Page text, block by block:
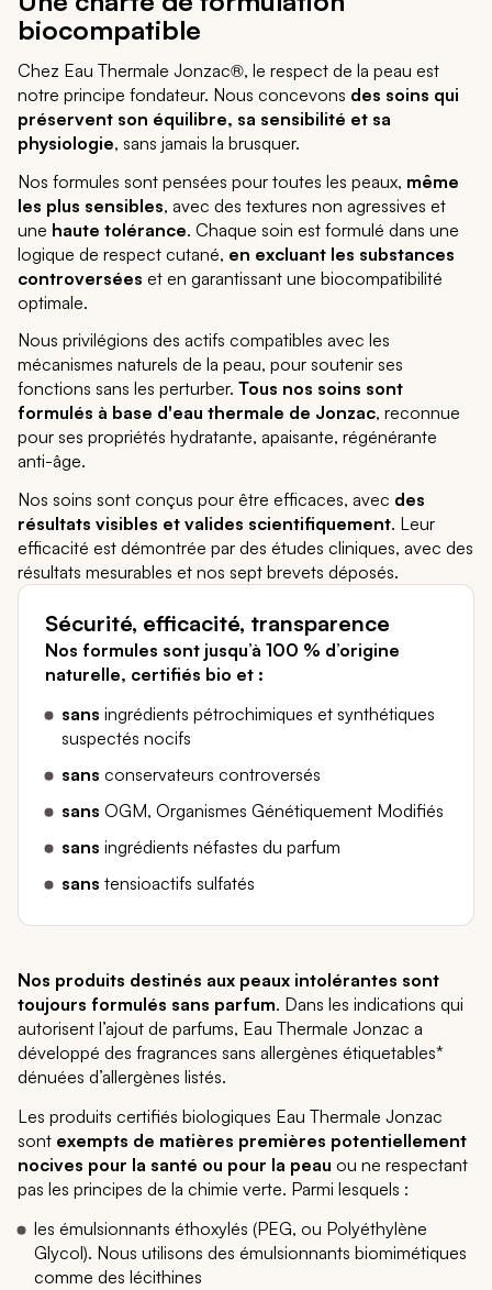
biocompatible
Chez Eau Thermale Jonzac®, le respect de la peau est
notre principe fondateur. Nous concevons des soins qui
préservent son équilibre, sa sensibilité et sa
physiologie, sans jamais la brusquer.
Nos formules sont pensées pour toutes les peaux, même
les plus sensibles, avec des textures non agressives et
une haute tolérance. Chaque soin est formulé dans une
logique de respect cutané, en excluant les substances
controversées et en garantissant une biocompatibilité
optimale.
Nous privilégions des actifs compatibles avec les
mécanismes naturels de la peau, pour soutenir ses
fonctions sans les perturber. Tous nos soins sont
formulés à base d'eau thermale de Jonzac, reconnue
pour ses propriétés hydratante, apaisante, régénérante
anti-âge.
Nos soins sont conçus pour être efficaces, avec des
résultats visibles et valides scientifiquement. Leur
efficacité est démontrée par des études cliniques, avec des
résultats mesurables et nos sept brevets déposés.
Sécurité, efficacité, transparence
Nos formules sont jusqu’à 100 % d’origine
naturelle, certifiés bio et :
sans ingrédients pétrochimiques et synthétiques
suspectés nocifs
sans conservateurs controversés
sans OGM, Organismes Génétiquement Modifiés
sans ingrédients néfastes du parfum
sans tensioactifs sulfatés
Nos produits destinés aux peaux intolérantes sont
toujours formulés sans parfum. Dans les indications qui
autorisent l’ajout de parfums, Eau Thermale Jonzac a
développé des fragrances sans allergènes étiquetables*
dénuées d’allergènes listés.
Les produits certifiés biologiques Eau Thermale Jonzac
sont exempts de matières premières potentiellement
nocives pour la santé ou pour la peau ou ne respectant
pas les principes de la chimie verte. Parmi lesquels :
les émulsionnants éthoxylés (PEG, ou Polyéthylène
Glycol). Nous utilisons des émulsionnants biomimétiques
comme des lécithines